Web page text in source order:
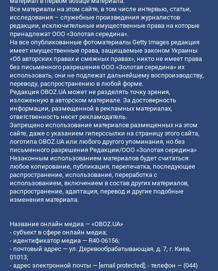
Все материалы на этом сайте, в том числе интервью, статьи,
исследования – служебные произведения журналистов
редакции, исключительные имущественные права на которые
принадлежат ООО «Золотая середина».
На все опубликованные фотоматериалы Getty Images редакция
имеет имущественные права, защищаемые законом Украины
«Об авторских правах и смежных правах», никто не имеет права
без письменного разрешения ООО «Золотая середина» их
использовать, они не подлежат дальнейшему воспроизводству,
переводу, распространению в любой форме.
Редакция OBOZ.UA может не разделять точку зрения,
изложенную в авторском материале. За достоверность
информации, размещенной в рекламных материалах,
ответственность несет рекламодатель.
Запрещено использование материалов размещенных на этом
сайте, даже с указанием гиперссылки на страницу этого сайта,
логотипа OBOZ.UA или любого другого упоминания, но без
письменного разрешения Редакции/ООО «Золотая середина»
Незаконным использованием материалов будет считаться:
любое копирование, публикация, перепечатка, последующее
распространение, использование, переработка с
использованием, включением в состав других материалов,
распространение, адаптация, перевод и другие подобные
изменения материала.
Название онлайн медиа — «OBOZ.UA»
- субъект в сфере онлайн медиа;
- идентификатор медиа — R40-06156;
- почтовый адрес — ул. Деревообрабатывающая, д. 7, г. Киев,
01013;
- адрес электронной почты — [email protected]; - телефон — (044)